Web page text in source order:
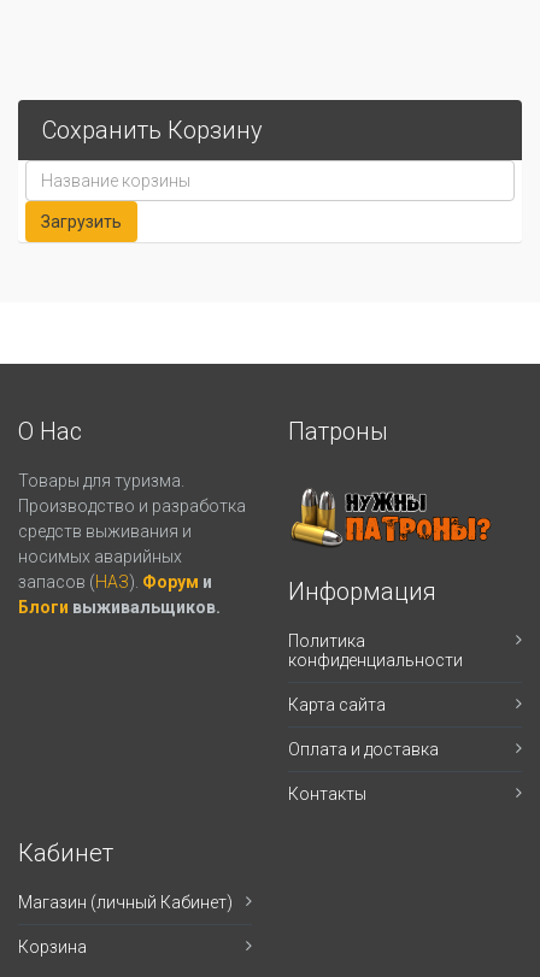
Сохранить Корзину
О Нас
Товары для туризма.
Производство и разработка
средств выживания и
носимых аварийных
запасов (НАЗ). Форум и
Блоги выживальщиков.
Патроны
Информация
Политика
конфиденциальности
Карта сайта
Оплата и доставка
Контакты
Кабинет
Магазин (личный Кабинет)
Корзина